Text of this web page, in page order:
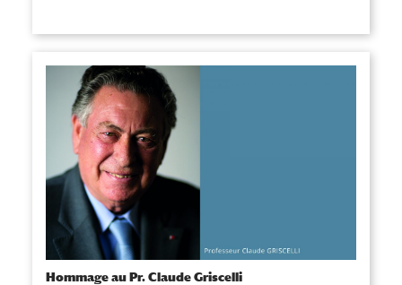
Hommage au Pr. Claude Griscelli